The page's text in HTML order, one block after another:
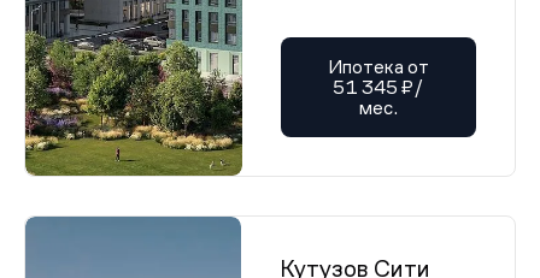
Ипотека от
51 345 ₽/
мес.
Кутузов Сити